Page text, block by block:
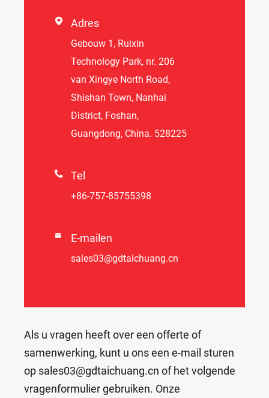
 Adres
Gebouw 1, Ruixin
Technology Park, nr. 206
van Xingye North Road,
Shishan Town, Nanhai
District, Foshan,
Guangdong, China. 528225
 Tel
+86-757-85755398
 E-mailen
sales03@gdtaichuang.cn
Als u vragen heeft over een offerte of
samenwerking, kunt u ons een e-mail sturen
op sales03@gdtaichuang.cn of het volgende
vragenformulier gebruiken. Onze